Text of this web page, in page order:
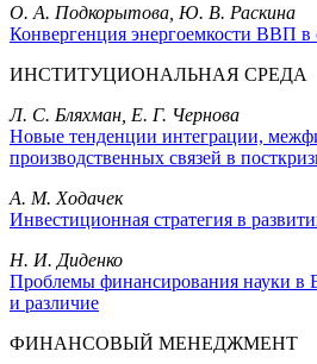
О. А. Подкорытова, Ю. В. Раскина
Конвергенция энергоемкости ВВП
ИНСТИТУЦИОНАЛЬНАЯ СРЕДА
Л. С. Бляхман, Е. Г. Чернова
Новые тенденции интеграции,
производственных связей в
А. М. Ходачек
Инвестиционная стратегия в
Н. И. Диденко
Проблемы финансирования науки в
и различие
ФИНАНСОВЫЙ МЕНЕДЖМЕНТ